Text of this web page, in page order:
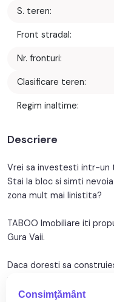
S. teren:
Front stradal:
Nr. fronturi:
Clasificare teren:
Regim inaltime:
Descriere
Vrei sa investesti intr-un
Stai la bloc si simti
zona mult mai linistita?
TABOO Imobiliare iti
Gura Vaii.
Daca doresti sa
mult visata, acest teren
suprafata totala de 600
Consimţământ